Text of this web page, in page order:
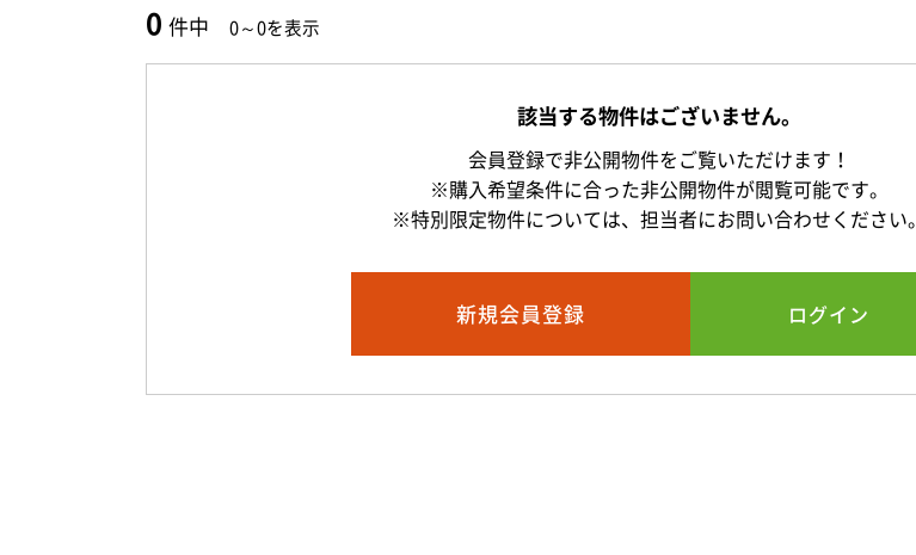
0 件中 0～0を表示
該当する物件はございません。
会員登録で非公開物件をご覧いただけます！
※購入希望条件に合った非公開物件が閲覧可能です。
※特別限定物件については、担当者にお問い合わせください。
新規会員登録 ログイン